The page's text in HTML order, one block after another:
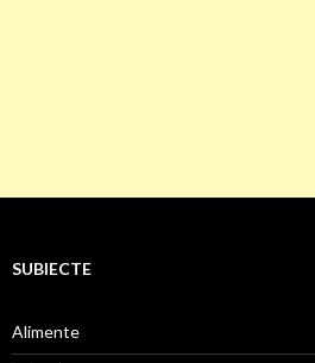
SUBIECTE
Alimente